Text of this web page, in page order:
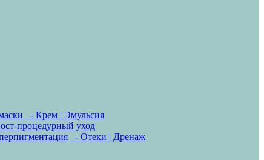
- Крем | Эмульсия
процедурный уход
- Отеки | Дренаж